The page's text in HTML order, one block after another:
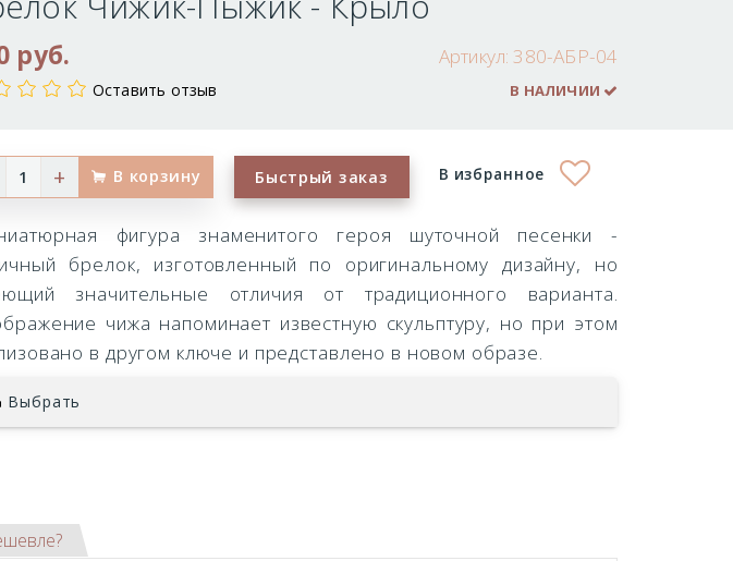
Артикул: 380-АБР-04
В НАЛИЧИИ
руб.
Оставить отзыв
+ В корзину Быстрый заказ В избранное
фигура знаменитого героя шуточной песенки -
брелок, изготовленный по оригинальному дизайну, но
значительные отличия от традиционного варианта.
чижа напоминает известную скульптуру, но при этом
в другом ключе и представлено в новом образе.
Выбрать